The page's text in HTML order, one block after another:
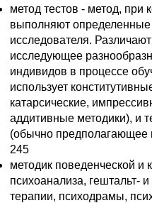
метод тестов - метод, при
выполняют
исследователя.
исследующее
индивидов в процессе
использует
катарсические,
аддитивные методики), и
(обычно предполагающее
245
методик поведенческой и
психоанализа, гештальт-
терапии, психодрамы,